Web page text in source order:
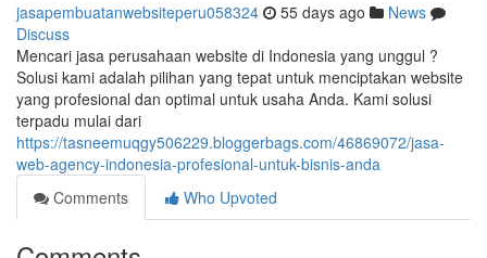
jasapembuatanwebsiteperu058324 55 days ago
News
Discuss
Mencari jasa perusahaan website di Indonesia yang unggul ?
Solusi kami adalah pilihan yang tepat untuk menciptakan website
yang profesional dan optimal untuk usaha Anda. Kami solusi
terpadu mulai dari
https://tasneemuqgy506229.bloggerbags.com/46869072/jasa-
web-agency-indonesia-profesional-untuk-bisnis-anda
Comments
Who Upvoted